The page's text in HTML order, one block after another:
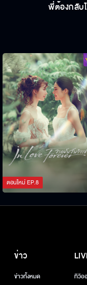
พี่ต้องกลับ
ตอนใหม่EP.8
ข่าว
ข่าวทั้งหมด ทีวีอ